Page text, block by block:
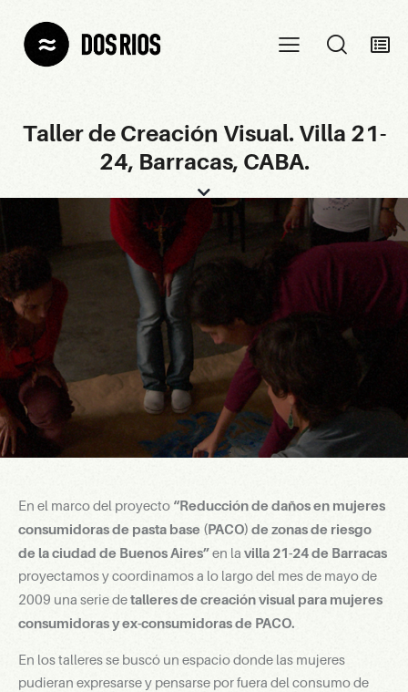
Taller de Creación Visual. Villa 21-
24, Barracas, CABA.
En el marco del proyecto “Reducción de daños en mujeres
consumidoras de pasta base (PACO) de zonas de riesgo
de la ciudad de Buenos Aires”en la villa 21-24 de Barracas
proyectamos y coordinamos a lo largo del mes de mayo de
2009 una serie detalleres de creación visual para mujeres
consumidoras y ex-consumidoras de PACO.
En los talleres se buscó un espacio donde las mujeres
pudieran expresarse y pensarse por fuera del consumo de